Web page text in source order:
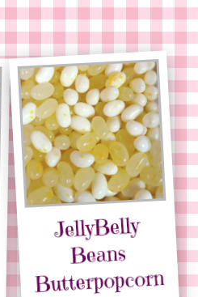
JellyBelly
Beans
Butterpopcorn